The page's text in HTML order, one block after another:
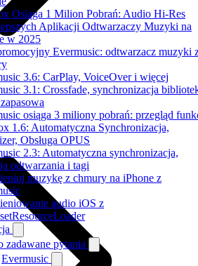
Osiąga 1 Milion Pobrań: Audio Hi-Res
Aplikacji Odtwarzaczy Muzyki na
w 2025
Evermusic: odtwarzacz muzyki
3.6: CarPlay, VoiceOver i więcej
3.1: Crossfade, synchronizacja
osiąga 3 miliony pobrań: przegląd
1.6: Automatyczna Synchronizacja,
Obsługa OPUS
2.3: Automatyczna synchronizacja,
odtwarzania i tagi
muzykę z chmury na iPhone z
audio iOS z
zadawane pytania
Evermusic